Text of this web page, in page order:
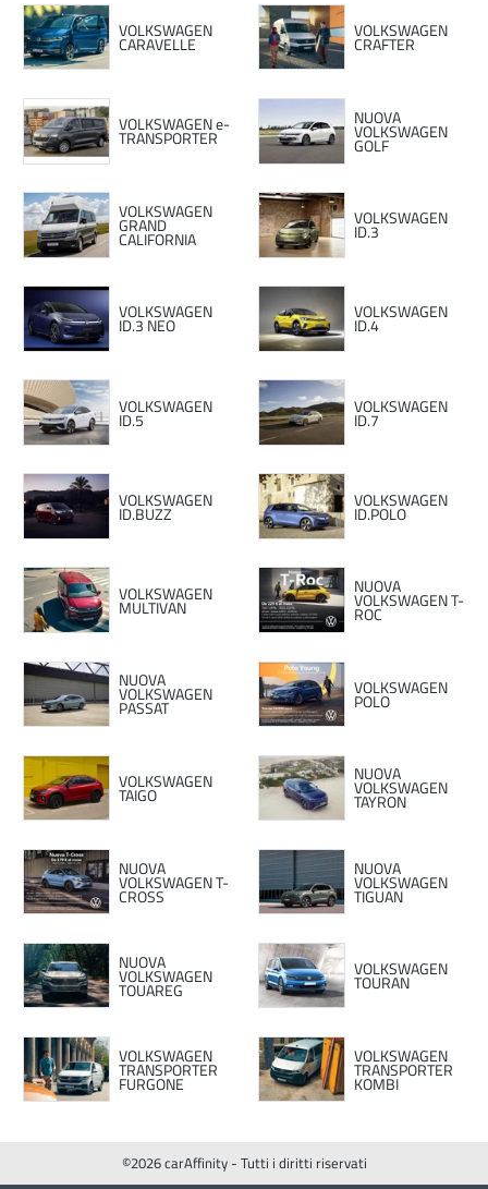
VOLKSWAGEN
CARAVELLE
VOLKSWAGEN
CRAFTER
VOLKSWAGEN e-
TRANSPORTER
NUOVA
VOLKSWAGEN
GOLF
VOLKSWAGEN
GRAND
CALIFORNIA
VOLKSWAGEN
ID.3
VOLKSWAGEN
ID.3 NEO
VOLKSWAGEN
ID.4
VOLKSWAGEN
ID.5
VOLKSWAGEN
ID.7
VOLKSWAGEN
ID.BUZZ
VOLKSWAGEN
ID.POLO
VOLKSWAGEN
MULTIVAN
NUOVA
VOLKSWAGEN T-
ROC
NUOVA
VOLKSWAGEN
PASSAT
VOLKSWAGEN
POLO
VOLKSWAGEN
TAIGO
NUOVA
VOLKSWAGEN
TAYRON
NUOVA
VOLKSWAGEN T-
CROSS
NUOVA
VOLKSWAGEN
TIGUAN
NUOVA
VOLKSWAGEN
TOUAREG
VOLKSWAGEN
TOURAN
VOLKSWAGEN
TRANSPORTER
FURGONE
VOLKSWAGEN
TRANSPORTER
KOMBI
©2026 carAffinity - Tutti i diritti riservati